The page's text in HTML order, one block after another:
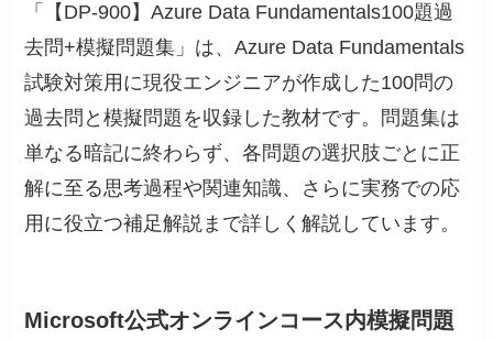
「【DP-900】Azure Data Fundamentals100題過
去問+模擬問題集」は、Azure Data Fundamentals
試験対策用に現役エンジニアが作成した100問の
過去問と模擬問題を収録した教材です。問題集は
単なる暗記に終わらず、各問題の選択肢ごとに正
解に至る思考過程や関連知識、さらに実務での応
用に役立つ補足解説まで詳しく解説しています。
Microsoft公式オンラインコース内模擬問題